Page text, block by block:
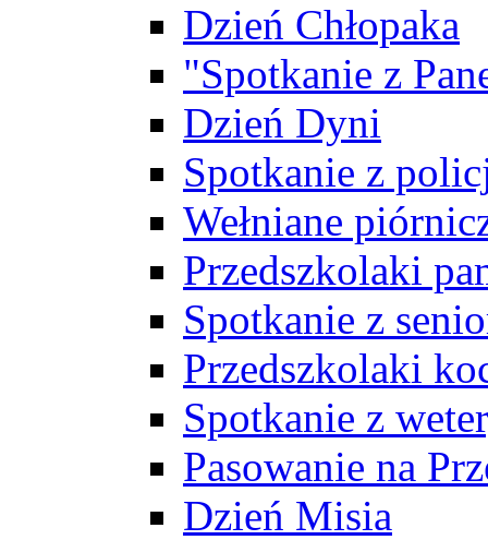
Dzień Chłopaka
"Spotkanie z
Dzień Dyni
Spotkanie z
Wełniane
Przedszkolaki
Spotkanie z
Przedszkolaki
Spotkanie z
Pasowanie na
Dzień Misia